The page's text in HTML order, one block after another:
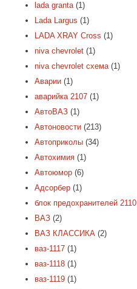
lada granta (1)
Lada Largus (1)
LADA XRAY Cross (1)
niva chevrolet (1)
niva chevrolet схема (1)
Аварии (1)
аварийка 2107 (1)
АвтоВАЗ (1)
Автоновости (213)
Автоприколы (34)
Автохимия (1)
Автоюмор (6)
Адсорбер (1)
блок предохранителей 2110
ВАЗ (2)
ВАЗ КЛАССИКА (2)
ваз-1117 (1)
ваз-1118 (1)
ваз-1119 (1)